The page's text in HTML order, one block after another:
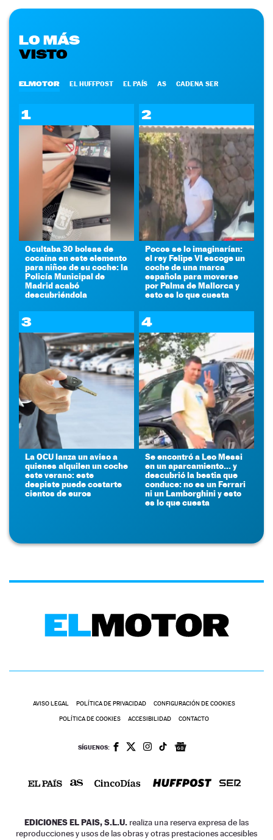
LO MÁS
VISTO
ELMOTOR EL HUFFPOST EL PAÍS AS CADENA SER
1
Ocultaba 30 bolsas de
cocaína en este elemento
para niños de su coche: la
Policía Municipal de
Madrid acabó
descubriéndola
2
Pocos se lo imaginarían:
el rey Felipe VI escoge un
coche de una marca
española para moverse
por Palma de Mallorca y
esto es lo que cuesta
3
La OCU lanza un aviso a
quienes alquilen un coche
este verano: este
despiste puede costarte
cientos de euros
4
Se encontró a Leo Messi
en un aparcamiento... y
descubrió la bestia que
conduce: no es un Ferrari
ni un Lamborghini y esto
es lo que cuesta
AVISO LEGAL POLÍTICA DE PRIVACIDAD CONFIGURACIÓN DE COOKIES
POLÍTICA DE COOKIES ACCESIBILIDAD CONTACTO
SÍGUENOS:
EDICIONES EL PAIS, S.L.U. realiza una reserva expresa de las
reproducciones y usos de las obras y otras prestaciones accesibles